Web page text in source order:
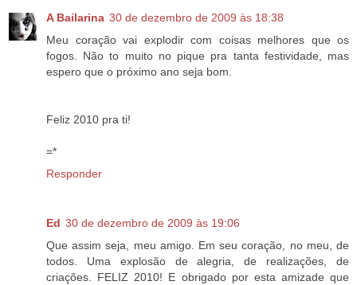
A Bailarina 30 de dezembro de 2009 às 18:38
Meu coração vai explodir com coisas melhores que os
fogos. Não to muito no pique pra tanta festividade, mas
espero que o próximo ano seja bom.
Feliz 2010 pra ti!
=*
Responder
Ed 30 de dezembro de 2009 às 19:06
Que assim seja, meu amigo. Em seu coração, no meu, de
todos. Uma explosão de alegria, de realizações, de
criações. FELIZ 2010! E obrigado por esta amizade que